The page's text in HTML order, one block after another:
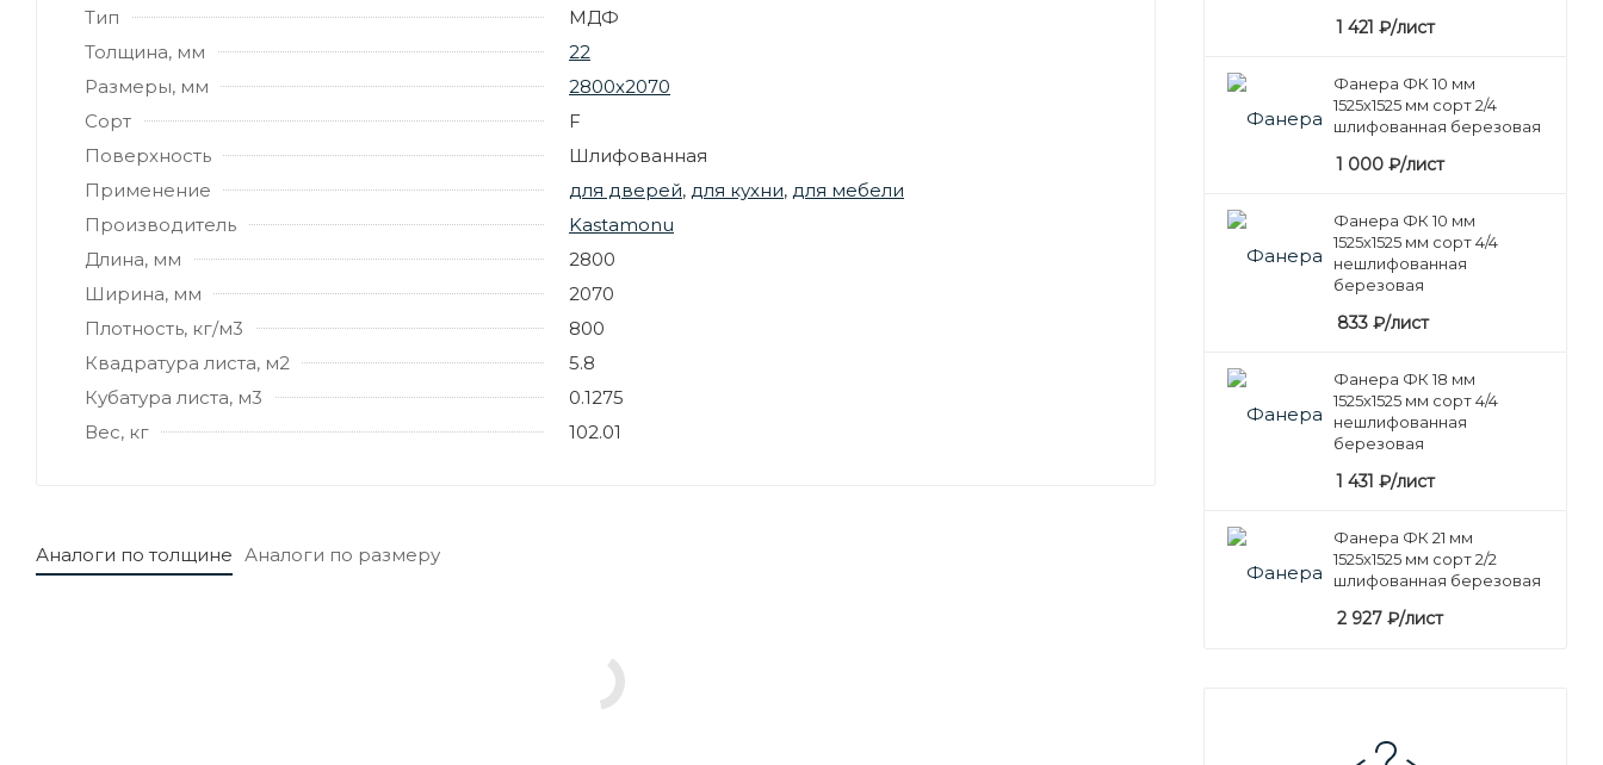
Тип
МДФ
Толщина, мм
22
Размеры, мм
2800х2070
Сорт
F
Поверхность
Шлифованная
Применение
для дверей, для кухни, для мебели
Производитель
Kastamonu
Длина, мм
2800
Ширина, мм
2070
Плотность, кг/м3
800
Квадратура листа, м2
5.8
Кубатура листа, м3
0.1275
Вес, кг
102.01
Аналоги по толщине Аналоги по размеру
1 421 ₽/лист
Фанера ФК 10 мм
1525х1525 мм сорт 2/4
шлифованная березовая
1 000 ₽/лист
Фанера ФК 10 мм
1525х1525 мм сорт 4/4
нешлифованная
березовая
833 ₽/лист
Фанера ФК 18 мм
1525х1525 мм сорт 4/4
нешлифованная
березовая
1 431 ₽/лист
Фанера ФК 21 мм
1525х1525 мм сорт 2/2
шлифованная березовая
2 927 ₽/лист